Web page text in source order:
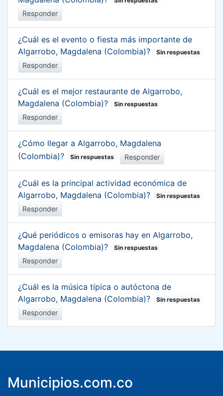
Responder
¿Cuál es el evento o fiesta más importante de
Algarrobo, Magdalena (Colombia)?
Sin respuestas
Responder
¿Cuál es el mejor restaurante de Algarrobo,
Magdalena (Colombia)?
Sin respuestas
Responder
¿Cómo llegar a Algarrobo, Magdalena
(Colombia)?
Sin respuestas Responder
¿Cuál es la principal actividad económica de
Algarrobo, Magdalena (Colombia)?
Sin respuestas
Responder
¿Qué periódicos o emisoras hay en Algarrobo,
Magdalena (Colombia)?
Sin respuestas
Responder
¿Cuál es la música típica o autóctona de
Algarrobo, Magdalena (Colombia)?
Sin respuestas
Responder
Municipios.com.co